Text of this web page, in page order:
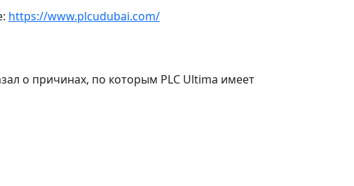
https://www.plcudubai.com/
о причинах, по которым PLC Ultima имеет